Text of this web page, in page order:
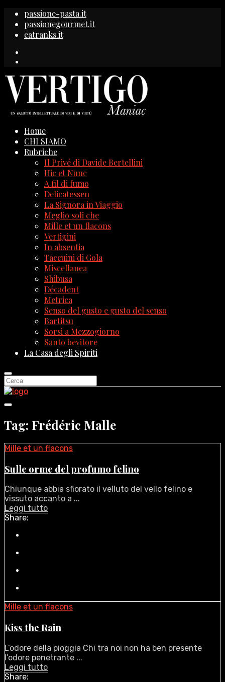
passione-pasta.it
passionegourmet.it
eatranks.it
Home
CHI SIAMO
Rubriche
Il Privé di Davide Bertellini
Hic et Nunc
A fil di fumo
Delicatessen
La Signora in Viaggio
Meglio soli che
Mille et un flacons
Vertigini
In absentia
Taccuini di Gola
Miscellanea
Shibusa
Décadent
Metrica
Senso del gusto e gusto del senso
Bartitsu
Sorsi a Mezzogiorno
Santo bevitore
La Casa degli Spiriti
Tag: Frédéric Malle
Mille et un flacons
Sulle orme del profumo felino
Chiunque abbia sfiorato il velluto del vello felino e
vissuto accanto a ...
Leggi tutto
Share:
Mille et un flacons
Kiss the Rain
L’odore della pioggia Chi tra noi non ha ben presente
l’odore penetrante ...
Leggi tutto
Share: